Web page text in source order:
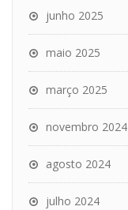
junho 2025
maio 2025
março 2025
novembro 2024
agosto 2024
julho 2024